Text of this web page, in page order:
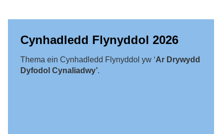
Cynhadledd Flynyddol 2026
Thema ein Cynhadledd Flynyddol yw ‘Ar Drywydd
Dyfodol Cynaliadwy’.